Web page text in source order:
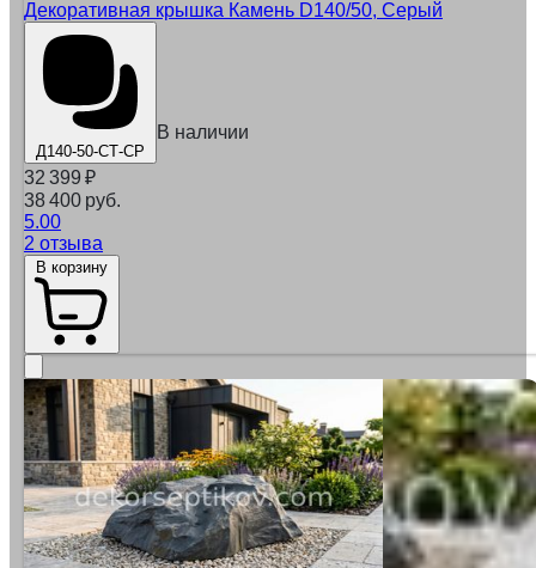
Декоративная крышка Камень D140/50, Серый
Д140-50-СТ-СР
В наличии
32 399 ₽
38 400 руб.
5.00
2 отзыва